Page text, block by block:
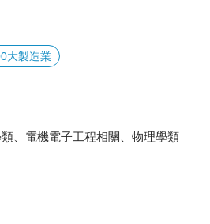
大製造業
、電機電子工程相關、物理學類